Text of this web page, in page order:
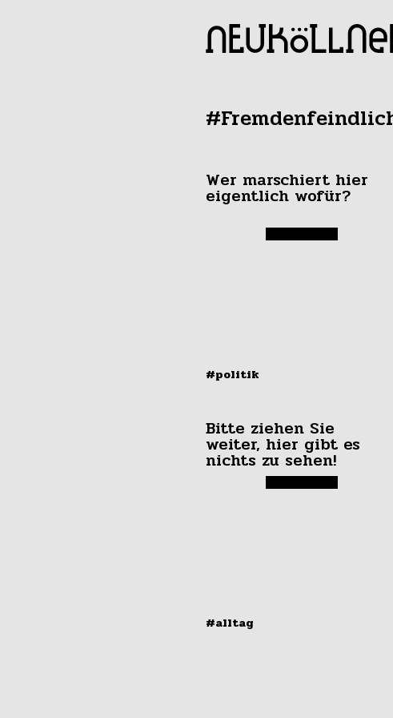
Wer marschiert hier
eigentlich wofür?
#politik
Bitte ziehen Sie
weiter, hier gibt es
nichts zu sehen!
#alltag